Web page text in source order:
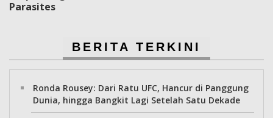
Parasites
BERITA TERKINI
Ronda Rousey: Dari Ratu UFC, Hancur di Panggung
Dunia, hingga Bangkit Lagi Setelah Satu Dekade